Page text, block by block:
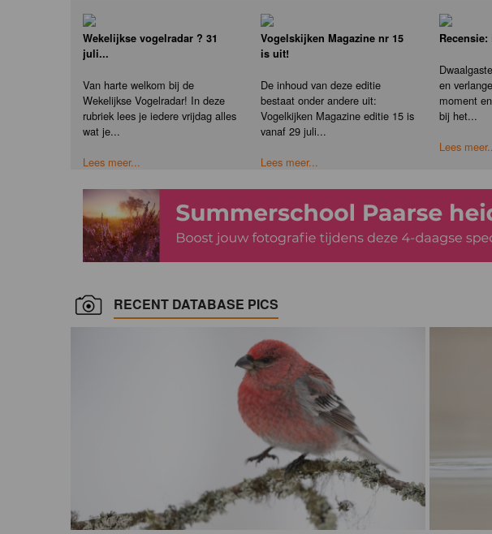
Wekelijkse vogelradar ? 31
juli...
Van harte welkom bij de
Wekelijkse Vogelradar! In deze
rubriek lees je iedere vrijdag alles
wat je...
Lees meer...
Vogelskijken Magazine nr 15
is uit!
De inhoud van deze editie
bestaat onder andere uit:
Vogelkijken Magazine editie 15 is
vanaf 29 juli...
Lees meer...
Recensie:
en
moment
bij het...
Lees
RECENT DATABASE PICS